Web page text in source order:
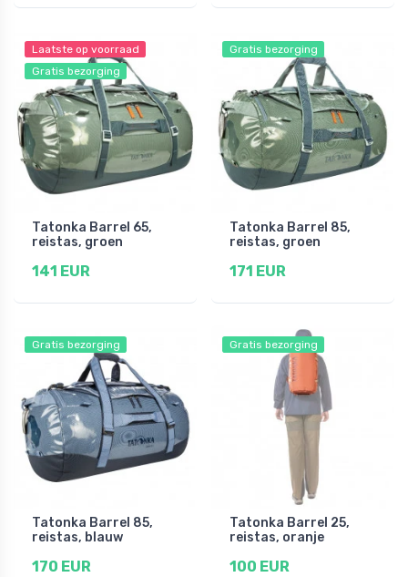
Laatste op voorraad
Gratis bezorging
Tatonka Barrel 65,
reistas, groen
141 EUR
Gratis bezorging
Tatonka Barrel 85,
reistas, groen
171 EUR
Gratis bezorging
Tatonka Barrel 85,
reistas, blauw
170 EUR
Gratis bezorging
Tatonka Barrel 25,
reistas, oranje
100 EUR